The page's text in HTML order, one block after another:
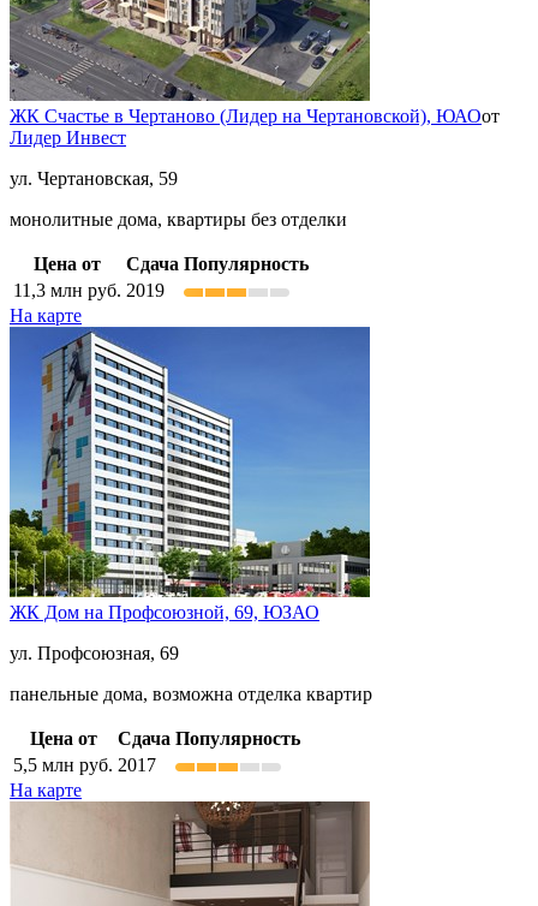
ЖК Счастье в Чертаново (Лидер на Чертановской), ЮАОот
Лидер Инвест
ул. Чертановская, 59
монолитные дома, квартиры без отделки
Цена от Сдача Популярность
11,3 млн руб. 2019
На карте
ЖК Дом на Профсоюзной, 69, ЮЗАО
ул. Профсоюзная, 69
панельные дома, возможна отделка квартир
Цена от Сдача Популярность
5,5 млн руб. 2017
На карте